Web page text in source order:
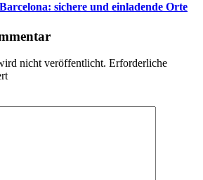
sichere und einladende Orte
nicht veröffentlicht. Erforderliche